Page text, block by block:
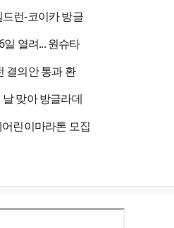
런-코이카 방글
열려... 원슈타
결의안 통과 환
맞아 방글라데
린이마라톤 모집